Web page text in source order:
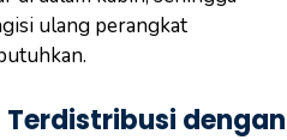
ulang perangkat
Terdistribusi dengan